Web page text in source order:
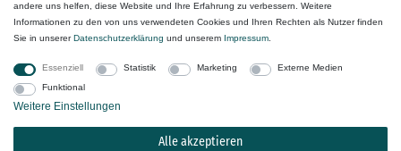
Mechanik-Komponenten Sonstiges
passend für Hersteller
andere uns helfen, diese Website und Ihre Erfahrung zu verbessern. Weitere
Informationen zu den von uns verwendeten Cookies und Ihren Rechten als Nutzer finden
Sie in unsererDaten­schutz­erklärung und unserem Impressum
Essenziell Statistik Marketing
Externe Medien
Funktional
Weitere Einstellungen
Alle akzeptieren